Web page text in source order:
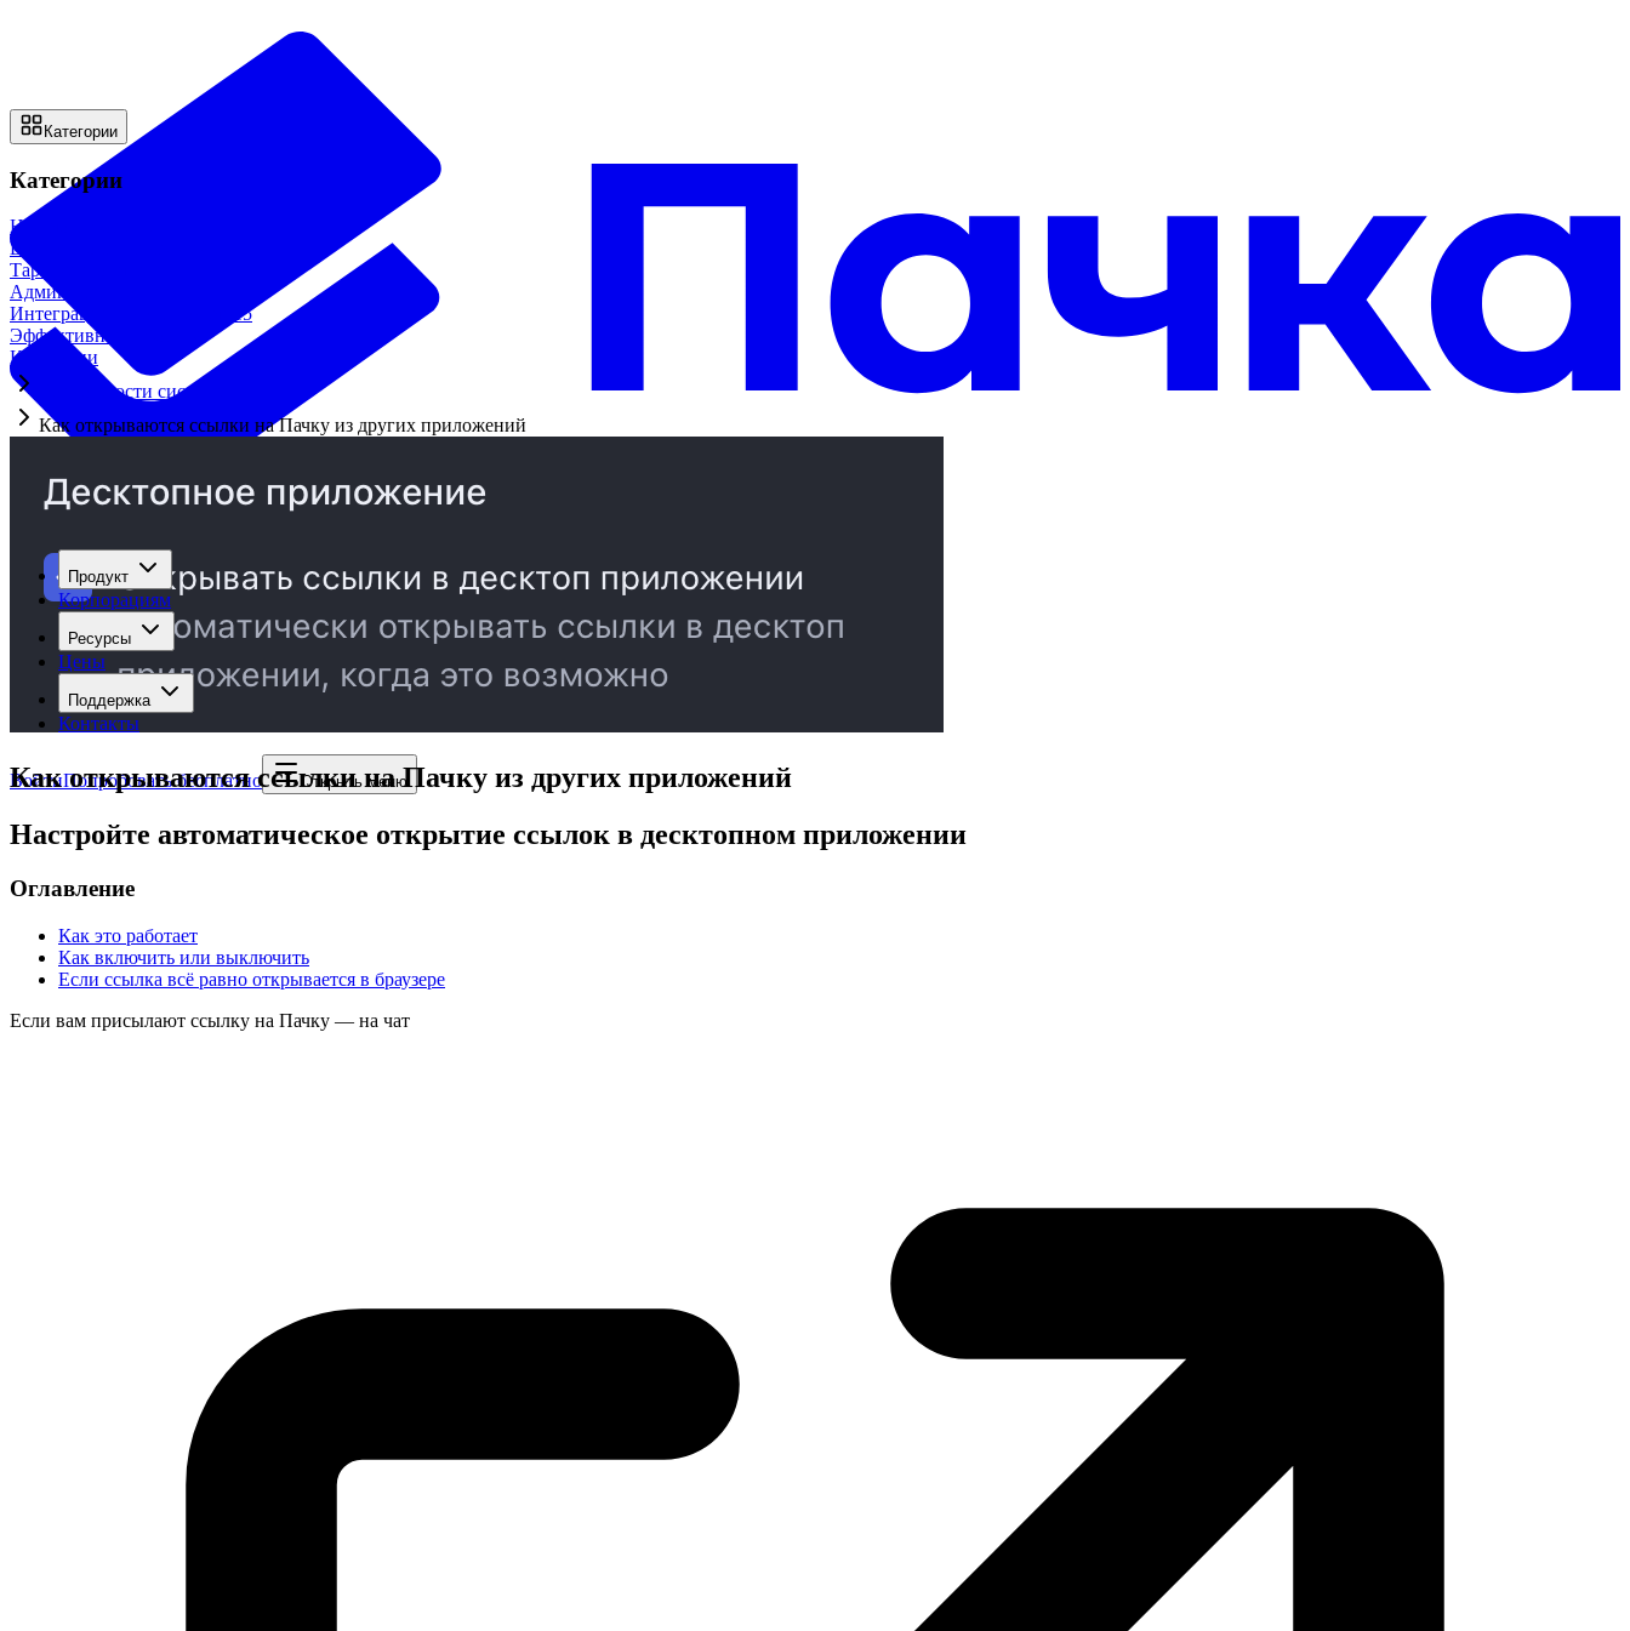
Продукт
Корпорациям
Ресурсы
Цены
Поддержка
Контакты
ВойтиПопробовать бесплатно Открыть меню
Категории
Категории
Начало работы
Возможности системы
Тарифы и оплата
Администрирование
Интеграции и доп. модули
15
Эффективная работа
Категории
Возможности системы
Как открываются ссылки на Пачку из других приложений
Как открываются ссылки на Пачку из других приложений
Настройте автоматическое открытие ссылок в десктопном приложении
Оглавление
Как это работает
Как включить или выключить
Если ссылка всё равно открывается в браузере
Если вам присылают ссылку на Пачку — на чат